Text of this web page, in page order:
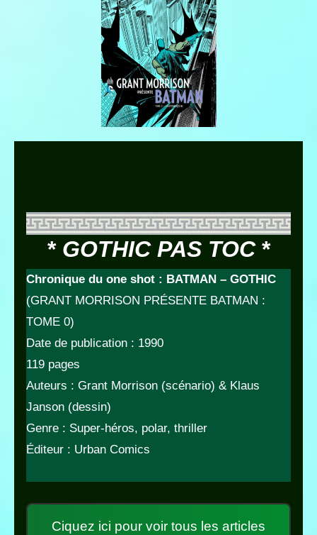
* GOTHIC PAS TOC*
Chronique du one shot : BATMAN – GOTHIC
(GRANT MORRISON PRÉSENTE BATMAN :
TOME 0)
Date de publication : 1990
119 pages
Auteurs : Grant Morrison (scénario) & Klaus
Janson (dessin)
Genre : Super-héros, polar, thriller
Éditeur : Urban Comics
Ciquez ici pour voir tous les articles